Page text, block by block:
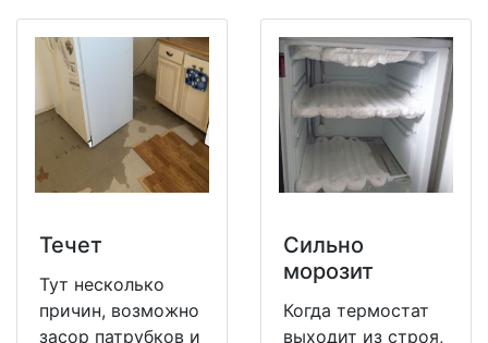
Течет
Тут несколько
причин, возможно
засор патрубков и
Сильно
морозит
Когда термостат
выходит из строя,